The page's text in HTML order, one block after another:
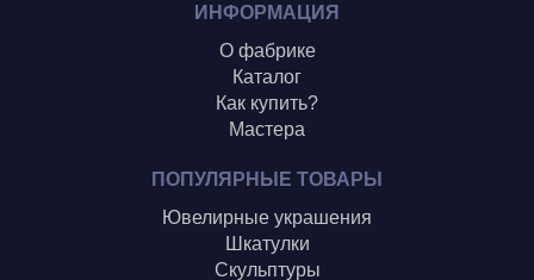
ИНФОРМАЦИЯ
О фабрике
Каталог
Как купить?
Мастера
ПОПУЛЯРНЫЕ ТОВАРЫ
Ювелирные украшения
Шкатулки
Скульптуры